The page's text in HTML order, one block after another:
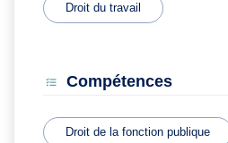
Droit du travail
Compétences
Droit de la fonction publique